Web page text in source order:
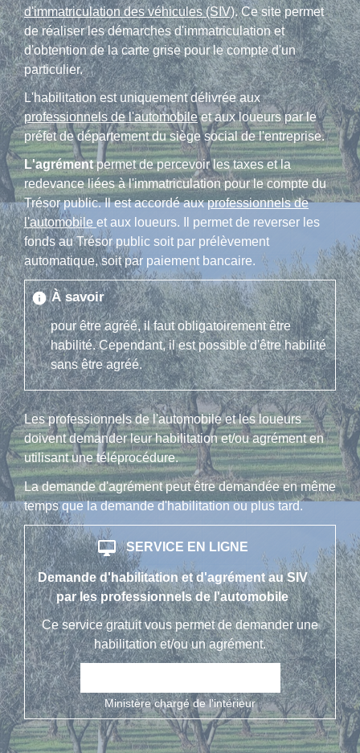
d'immatriculation des véhicules (SIV). Ce site permet
de réaliser les démarches d'immatriculation et
d'obtention de la carte grise pour le compte d'un
particulier.
L'habilitation est uniquement délivrée aux
professionnels de l'automobileet aux loueurs par le
préfet de département du siège social de l'entreprise.
L'agrémentpermet de percevoir les taxes et la
redevance liées à l'immatriculation pour le compte du
Trésor public. Il est accordé auxprofessionnels de
l'automobile et aux loueurs. Il permet de reverser les
fonds au Trésor public soit par prélèvement
automatique, soit par paiement bancaire.
infoÀ savoir
pour être agréé, il faut obligatoirement être
habilité. Cependant, il est possible d'être habilité
sans être agréé.
Les professionnels de l'automobile et les loueurs
doivent demander leur habilitation et/ou agrément en
utilisant une téléprocédure.
La demande d'agrément peut être demandée en même
temps que la demande d'habilitation ou plus tard.
desktop_mac SERVICE EN LIGNE
Demande d'habilitation et d'agrément au SIV
par les professionnels de l'automobile
Ce service gratuit vous permet de demander une
habilitation et/ou un agrément.
Ministère chargé de l'intérieur